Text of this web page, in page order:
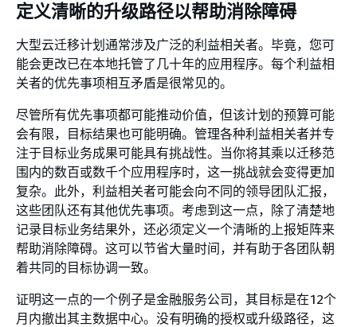
定义清晰的升级路径以帮助消除障碍
大型云迁移计划通常涉及广泛的利益相关者。毕竟，您可
能会更改已在本地托管了几十年的应用程序。每个利益相
关者的优先事项相互矛盾是很常见的。
尽管所有优先事项都可能推动价值，但该计划的预算可能
会有限，目标结果也可能明确。管理各种利益相关者并专
注于目标业务成果可能具有挑战性。当你将其乘以迁移范
围内的数百或数千个应用程序时，这一挑战就会变得更加
复杂。此外，利益相关者可能会向不同的领导团队汇报，
这些团队还有其他优先事项。考虑到这一点，除了清楚地
记录目标业务结果外，还必须定义一个清晰的上报矩阵来
帮助消除障碍。这可以节省大量时间，并有助于各团队朝
着共同的目标协调一致。
证明这一点的一个例子是金融服务公司，其目标是在12个
月内撤出其主数据中心。没有明确的授权或升级路径，这